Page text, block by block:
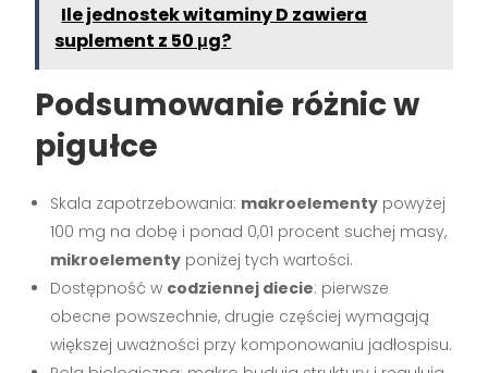
Ile jednostek witaminy D zawiera
suplement z 50 μg?
Podsumowanie różnic w
pigułce
Skala zapotrzebowania: makroelementy powyżej
100 mg na dobę i ponad 0,01 procent suchej masy,
mikroelementy poniżej tych wartości.
Dostępność w codziennej diecie: pierwsze
obecne powszechnie, drugie częściej wymagają
większej uważności przy komponowaniu jadłospisu.